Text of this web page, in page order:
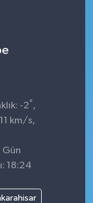
-2° ,
km/s,
Gün
18:24